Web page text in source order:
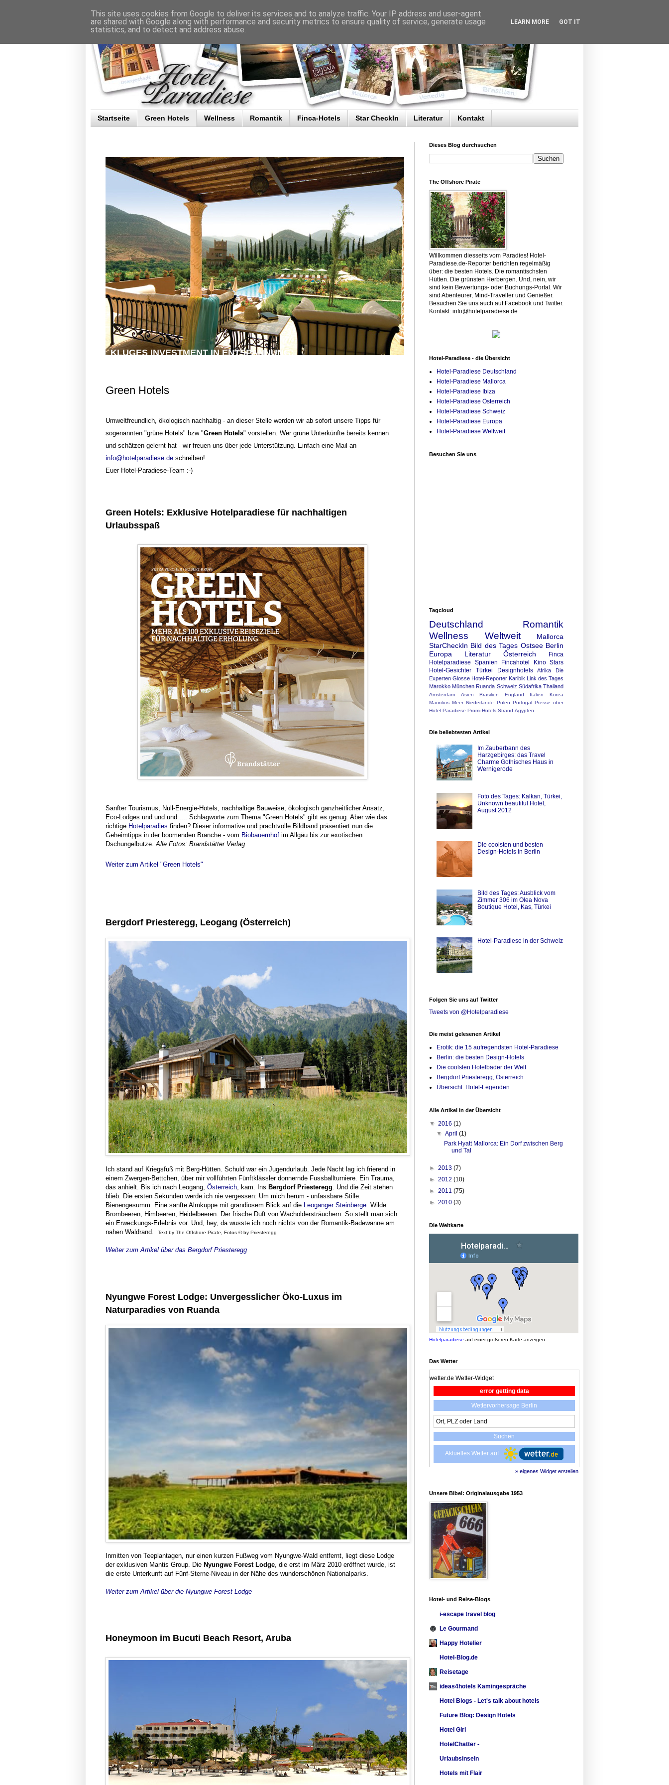
Startseite Green Hotels Wellness Romantik Finca-Hotels Star CheckIn Literatur Kontakt
KLUGES INVESTMENT IN ENTSPANNUNG:
UND EWIG LOCKT MAURITIUS:
Im Les Villas de Beau Rivage werden Weltklasse-Träume wahr
HOTEL-PARADIESE AUF MALLORCA:
HOTEL-PARADIESE IN ÖSTERREICH:
Bergdorf Priesteregg, Forsthofalm, Q! Maria Theresia, Das Triest uvm
Green Hotels
Umweltfreundlich, ökologisch nachhaltig - an dieser Stelle werden wir ab sofort unsere Tipps für
sogenannten "grüne Hotels" bzw "Green Hotels" vorstellen. Wer grüne Unterkünfte bereits kennen
und schätzen gelernt hat - wir freuen uns über jede Unterstützung. Einfach eine Mail an
info@hotelparadiese.de schreiben!
Euer Hotel-Paradiese-Team :-)
Green Hotels: Exklusive Hotelparadiese für nachhaltigen
Urlaubsspaß
Sanfter Tourismus, Null-Energie-Hotels, nachhaltige Bauweise, ökologisch ganzheitlicher Ansatz,
Eco-Lodges und und und .... Schlagworte zum Thema "Green Hotels" gibt es genug. Aber wie das
richtige Hotelparadies finden? Dieser informative und prachtvolle Bildband präsentiert nun die
Geheimtipps in der boomenden Branche - vom Biobauernhof im Allgäu bis zur exotischen
Dschungelbutze. Alle Fotos: Brandstätter Verlag
Weiter zum Artikel "Green Hotels"
Bergdorf Priesteregg, Leogang (Österreich)
Ich stand auf Kriegsfuß mit Berg-Hütten. Schuld war ein Jugendurlaub. Jede Nacht lag ich frierend in
einem Zwergen-Bettchen, über mir vollführten Fünftklässler donnernde Fussballturniere. Ein Trauma,
das anhielt. Bis ich nach Leogang, Österreich, kam. Ins Bergdorf Priesteregg. Und die Zeit stehen
blieb. Die ersten Sekunden werde ich nie vergessen: Um mich herum - unfassbare Stille.
Bienengesumm. Eine sanfte Almkuppe mit grandiosem Blick auf die Leoganger Steinberge. Wilde
Brombeeren, Himbeeren, Heidelbeeren. Der frische Duft von Wacholdersträuchern. So stellt man sich
ein Erweckungs-Erlebnis vor. Und, hey, da wusste ich noch nichts von der Romantik-Badewanne am
nahen Waldrand.
Text by The Offshore Pirate, Fotos © by Priesteregg
Weiter zum Artikel über das Bergdorf Priesteregg
Nyungwe Forest Lodge: Unvergesslicher Öko-Luxus im
Naturparadies von Ruanda
Inmitten von Teeplantagen, nur einen kurzen Fußweg vom Nyungwe-Wald entfernt, liegt diese Lodge
der exklusiven Mantis Group. Die Nyungwe Forest Lodge , die erst im März 2010 eröffnet wurde, ist
die erste Unterkunft auf Fünf-Sterne-Niveau in der Nähe des wunderschönen Nationalparks.
Weiter zum Artikel über die Nyungwe Forest Lodge
Honeymoon im Bucuti Beach Resort, Aruba
Dieses Blog durchsuchen
The Offshore Pirate
Willkommen diesseits vom Paradies! Hotel-
Paradiese.de-Reporter berichten regelmäßig
über: die besten Hotels. Die romantischsten
Hütten. Die grünsten Herbergen. Und, nein, wir
sind kein Bewertungs- oder Buchungs-Portal. Wir
sind Abenteurer, Mind-Traveller und Genießer.
Besuchen Sie uns auch auf Facebook und Twitter.
Kontakt: info@hotelparadiese.de
Hotel-Paradiese - die Übersicht
Hotel-Paradiese Deutschland
Hotel-Paradiese Mallorca
Hotel-Paradiese Ibiza
Hotel-Paradiese Österreich
Hotel-Paradiese Schweiz
Hotel-Paradiese Europa
Hotel-Paradiese Weltweit
Besuchen Sie uns
Tagcloud
Deutschland
Romantik
Wellness
Weltweit
Mallorca
StarCheckIn Bild des Tages Ostsee Berlin
Europa
Literatur Österreich
Finca
Hotelparadiese
Spanien Fincahotel Kino Stars
Hotel-Gesichter
Türkei Designhotels Afrika
Die
Experten Glosse Hotel-Reporter Karibik Link des Tages
Marokko München Ruanda Schweiz Südafrika Thailand
Amsterdam Asien Brasilien England Italien
Korea
Mauritius Meer Niederlande Polen Portugal Presse über
Hotel-Paradiese Promi-Hotels Strand Ägypten
Die beliebtesten Artikel
Im Zauberbann des
Harzgebirges: das Travel
Charme Gothisches Haus in
Wernigerode
Foto des Tages: Kalkan, Türkei,
Unknown beautiful Hotel,
August 2012
Die coolsten und besten
Design-Hotels in Berlin
Bild des Tages: Ausblick vom
Zimmer 306 im Olea Nova
Boutique Hotel, Kas, Türkei
Hotel-Paradiese in der Schweiz
Folgen Sie uns auf Twitter
Tweets von @Hotelparadiese
Die meist gelesenen Artikel
Erotik: die 15 aufregendsten Hotel-Paradiese
Berlin: die besten Design-Hotels
Die coolsten Hotelbäder der Welt
Bergdorf Priesteregg, Österreich
Übersicht: Hotel-Legenden
Alle Artikel in der Übersicht
▼ 2016 (1)
▼April(1)
Park Hyatt Mallorca: Ein Dorf zwischen Berg
und Tal
► 2013 (7)
► 2012 (10)
► 2011 (75)
► 2010 (3)
Die Weltkarte
Hotelparadiese auf einer größeren Karte anzeigen
Das Wetter
wetter.de Wetter-Widget
error getting data
Wettervorhersage Berlin
Aktuelles Wetter auf
» eigenes Widget erstellen
Unsere Bibel: Originalausgabe 1953
Hotel- und Reise-Blogs
i-escape travel blog
Le Gourmand
Happy Hotelier
Hotel-Blog.de
Reisetage
ideas4hotels Kamingespräche
Hotel Blogs - Let's talk about hotels
Future Blog: Design Hotels
Hotel Girl
HotelChatter -
Urlaubsinseln
Hotels mit Flair
This site uses cookies from Google to deliver its services and to analyze traffic. Your IP address and user-agent
are shared with Google along with performance and security metrics to ensure quality of service, generate usage
statistics, and to detect and address abuse.
LEARN MORE GOT IT